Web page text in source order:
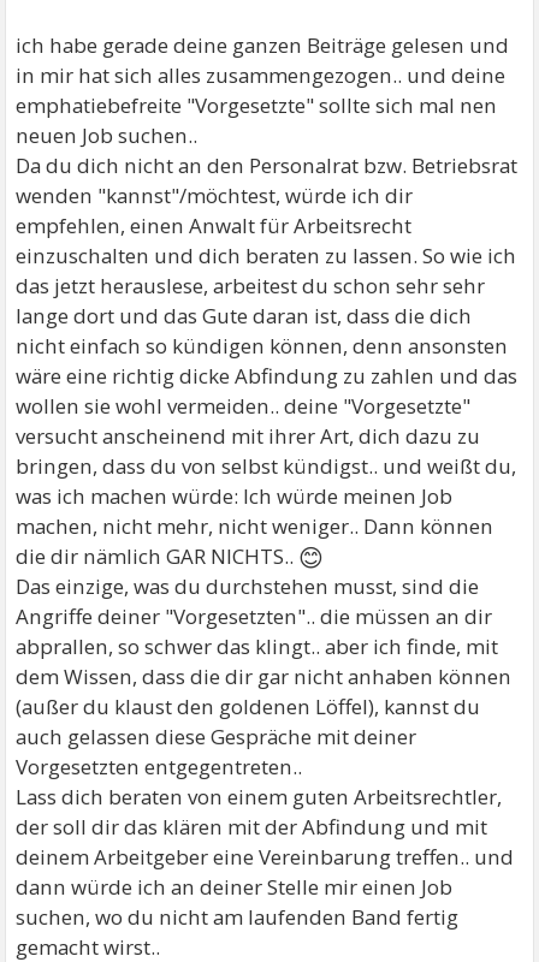
ich habe gerade deine ganzen Beiträge gelesen und
in mir hat sich alles zusammengezogen.. und deine
emphatiebefreite "Vorgesetzte" sollte sich mal nen
neuen Job suchen..
Da du dich nicht an den Personalrat bzw. Betriebsrat
wenden "kannst"/möchtest, würde ich dir
empfehlen, einen Anwalt für Arbeitsrecht
einzuschalten und dich beraten zu lassen. So wie ich
das jetzt herauslese, arbeitest du schon sehr sehr
lange dort und das Gute daran ist, dass die dich
nicht einfach so kündigen können, denn ansonsten
wäre eine richtig dicke Abfindung zu zahlen und das
wollen sie wohl vermeiden.. deine "Vorgesetzte"
versucht anscheinend mit ihrer Art, dich dazu zu
bringen, dass du von selbst kündigst.. und weißt du,
was ich machen würde: Ich würde meinen Job
machen, nicht mehr, nicht weniger.. Dann können
die dir nämlich GAR NICHTS.. 😊
Das einzige, was du durchstehen musst, sind die
Angriffe deiner "Vorgesetzten".. die müssen an dir
abprallen, so schwer das klingt.. aber ich finde, mit
dem Wissen, dass die dir gar nicht anhaben können
(außer du klaust den goldenen Löffel), kannst du
auch gelassen diese Gespräche mit deiner
Vorgesetzten entgegentreten..
Lass dich beraten von einem guten Arbeitsrechtler,
der soll dir das klären mit der Abfindung und mit
deinem Arbeitgeber eine Vereinbarung treffen.. und
dann würde ich an deiner Stelle mir einen Job
suchen, wo du nicht am laufenden Band fertig
gemacht wirst..